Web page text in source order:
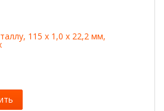
115 х 1,0 х 22,2 мм,